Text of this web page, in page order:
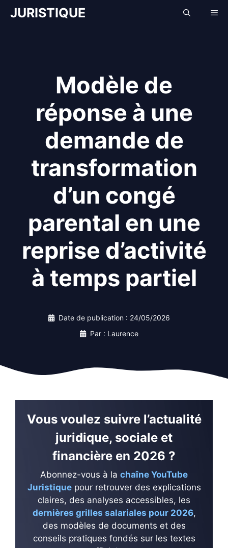
AllerJURISTIQUE
Modèle de
réponse à une
demande de
transformation
d’un congé
parental en une
reprise d’activité
à temps partiel
Date de publication : 24/05/2026
Par : Laurence
Vous voulez suivre l’actualité
juridique, sociale et
financière en 2026 ?
Abonnez-vous à la chaîne YouTube
Juristiquepour retrouver des explications
claires, des analyses accessibles, les
dernières grilles salariales pour 2026,
des modèles de documents et des
conseils pratiques fondés sur les textes